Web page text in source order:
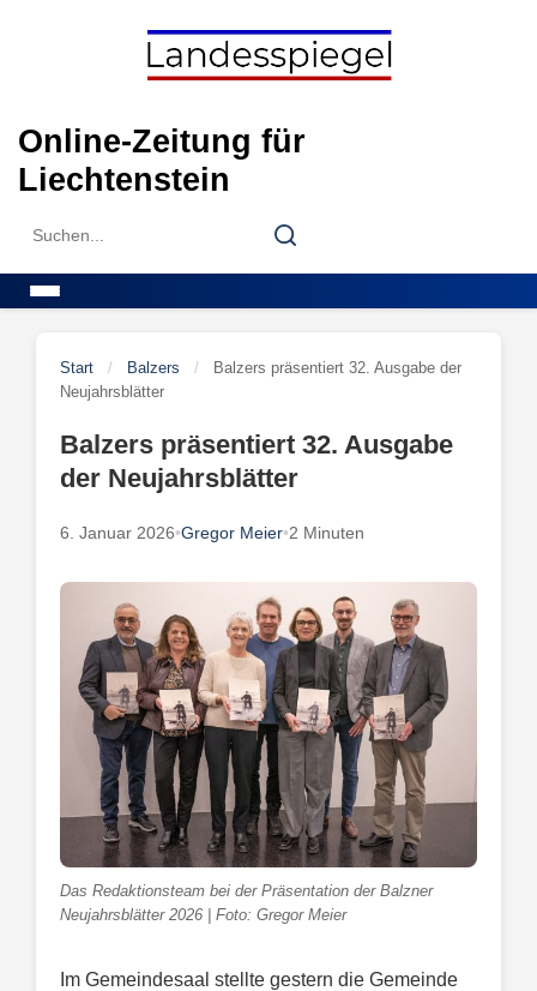
Online-Zeitung für
Liechtenstein
Search
Search
Start / Balzers /
Balzers präsentiert 32. Ausgabe der
Neujahrsblätter
Balzers präsentiert 32. Ausgabe
der Neujahrsblätter
6. Januar 2026•Gregor Meier•2 Minuten
Das Redaktionsteam bei der Präsentation der Balzner
Neujahrsblätter 2026 | Foto: Gregor Meier
Im Gemeindesaal stellte gestern die Gemeinde